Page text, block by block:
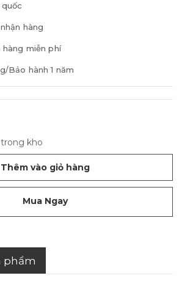
hàng
miễn phí
Bảo hành 1 năm
kho
Thêm vào giỏ hàng
Mua Ngay
phẩm